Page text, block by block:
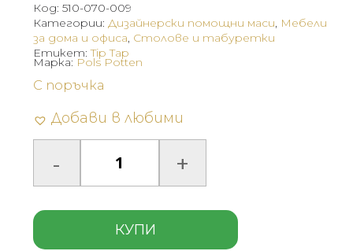
Код: 510-070-009
Категории: Дизайнерски помощни маси, Мебели
за дома и офиса, Столове и табуретки
Етикет:Tip Tap
С поръчка
Добави в любими
КУПИ
Марка: Pols Potten